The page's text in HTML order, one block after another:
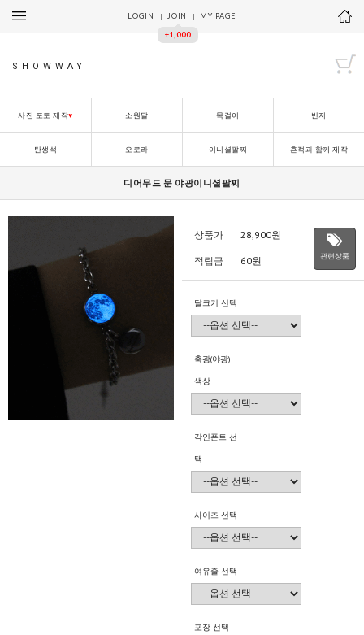
LOGIN JOIN
+1,000
MY PAGE
SHOWWAY
사진 포토 제작♥ 소원달 목걸이 반지
탄생석 오로라 이니셜팔찌 흔적과 함께 제작
디어무드 문 야광이니셜팔찌
상품가 28,900원
적립금 60원 관련상품
달크기 선택
축광(야광)
색상
각인폰트 선
택
사이즈 선택
여유줄 선택
포장 선택